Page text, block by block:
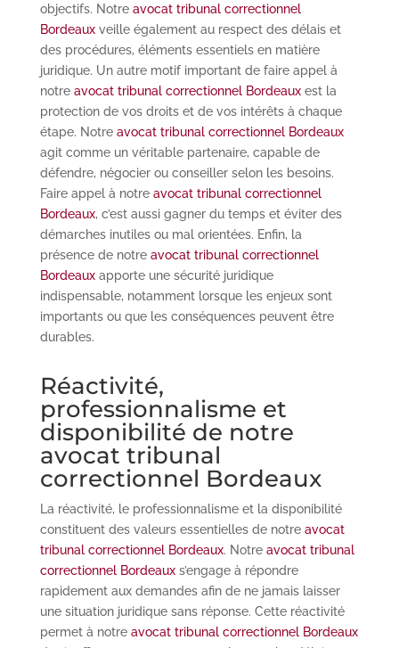
objectifs. Notre avocat tribunal correctionnel
Bordeauxveille également au respect des délais et
des procédures, éléments essentiels en matière
juridique. Un autre motif important de faire appel à
notre avocat tribunal correctionnel Bordeauxest la
protection de vos droits et de vos intérêts à chaque
étape. Notre avocat tribunal correctionnel Bordeaux
agit comme un véritable partenaire, capable de
défendre, négocier ou conseiller selon les besoins.
Faire appel à notre avocat tribunal correctionnel
Bordeaux, c’est aussi gagner du temps et éviter des
démarches inutiles ou mal orientées. Enfin, la
présence de notre avocat tribunal correctionnel
Bordeauxapporte une sécurité juridique
indispensable, notamment lorsque les enjeux sont
importants ou que les conséquences peuvent être
durables.
Réactivité,
professionnalisme et
disponibilité de notre
avocat tribunal
correctionnel Bordeaux
La réactivité, le professionnalisme et la disponibilité
constituent des valeurs essentielles de notre avocat
tribunal correctionnel Bordeaux. Notre avocat tribunal
correctionnel Bordeauxs’engage à répondre
rapidement aux demandes afin de ne jamais laisser
une situation juridique sans réponse. Cette réactivité
permet à notre avocat tribunal correctionnel Bordeaux